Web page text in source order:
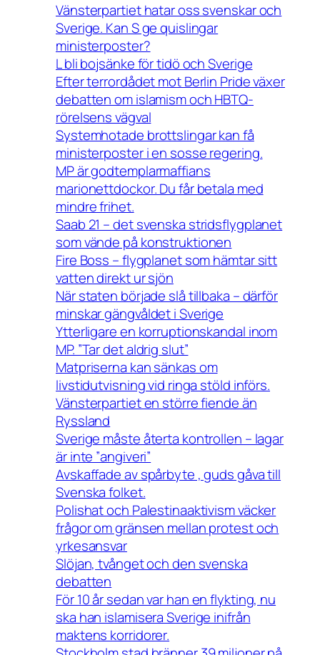
Vänsterpartiet hatar oss svenskar och
Sverige. Kan S ge quislingar
ministerposter?
L bli bojsänke för tidö och Sverige
Efter terrordådet mot Berlin Pride växer
debatten om islamism och HBTQ-
rörelsens vägval
Systemhotade brottslingar kan få
ministerposter i en sosse regering.
MP är godtemplarmaffians
marionettdockor. Du får betala med
mindre frihet.
Saab 21 – det svenska stridsflygplanet
som vände på konstruktionen
Fire Boss – flygplanet som hämtar sitt
vatten direkt ur sjön
När staten började slå tillbaka – därför
minskar gängvåldet i Sverige
Ytterligare en korruptionskandal inom
MP. ”Tar det aldrig slut”
Matpriserna kan sänkas om
livstidutvisning vid ringa stöld införs.
Vänsterpartiet en större fiende än
Ryssland
Sverige måste återta kontrollen – lagar
är inte ”angiveri”
Avskaffade av spårbyte , guds gåva till
Svenska folket.
Polishat och Palestinaaktivism väcker
frågor om gränsen mellan protest och
yrkesansvar
Slöjan, tvånget och den svenska
debatten
För 10 år sedan var han en flykting, nu
ska han islamisera Sverige inifrån
maktens korridorer.